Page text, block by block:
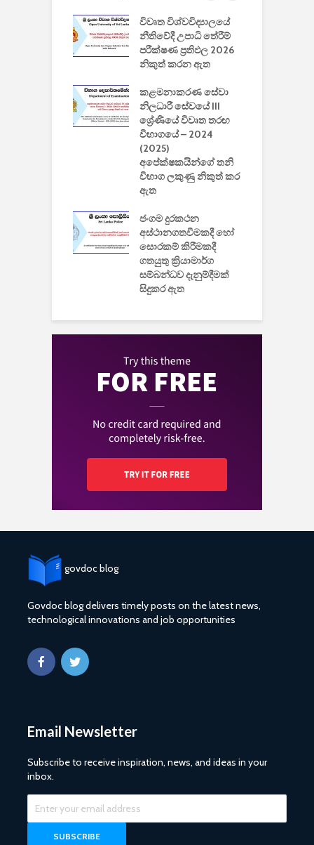
විවෘත විශ්වවිද්‍යාලයේ
නීතිවේදී උපාධි තේරීම්
පරීක්ෂණ ප්‍රතිඵල 2026
නිකුත් කරන ඇත
කළමනාකරණ සේවා
නිලධාරී සේවයේ III
ශ්‍රේණියේ විවෘත තරඟ
විභාගයේ – 2024
(2025)
අපේක්ෂකයින්ගේ තනි
විභාග ලකුණු නිකුත් කර
ඇත
ජංගම දුරකථන
අස්ථානගතවීමකදී හෝ
සොරකම් කිරීමකදී
ගතයුතු ක්‍රියාමාර්ග
සම්බන්ධව දැනුම්දීමක්
සිදුකර ඇත
govdoc blog
Govdoc blog delivers timely posts on the latest news,
technological innovations and job opportunities
Email Newsletter
Subscribe to receive inspiration, news, and ideas in your
inbox.